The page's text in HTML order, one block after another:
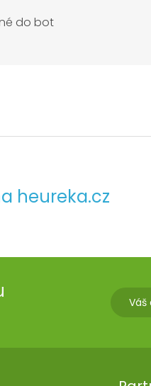
do bot
heureka.cz